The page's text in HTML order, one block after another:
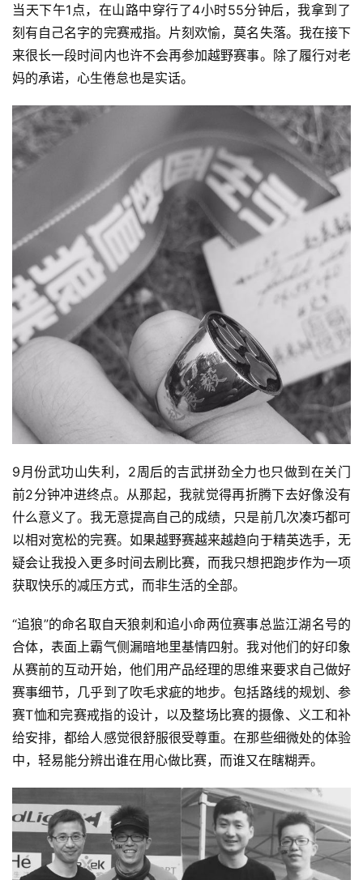
当天下午1点，在山路中穿行了4小时55分钟后，我拿到了
刻有自己名字的完赛戒指。片刻欢愉，莫名失落。我在接下
来很长一段时间内也许不会再参加越野赛事。除了履行对老
妈的承诺，心生倦怠也是实话。
9月份武功山失利，2周后的吉武拼劲全力也只做到在关门
前2分钟冲进终点。从那起，我就觉得再折腾下去好像没有
什么意义了。我无意提高自己的成绩，只是前几次凑巧都可
以相对宽松的完赛。如果越野赛越来越趋向于精英选手，无
疑会让我投入更多时间去刷比赛，而我只想把跑步作为一项
获取快乐的减压方式，而非生活的全部。
“追狼”的命名取自天狼刺和追小命两位赛事总监江湖名号的
合体，表面上霸气侧漏暗地里基情四射。我对他们的好印象
从赛前的互动开始，他们用产品经理的思维来要求自己做好
赛事细节，几乎到了吹毛求疵的地步。包括路线的规划、参
赛T恤和完赛戒指的设计，以及整场比赛的摄像、义工和补
给安排，都给人感觉很舒服很受尊重。在那些细微处的体验
中，轻易能分辨出谁在用心做比赛，而谁又在瞎糊弄。